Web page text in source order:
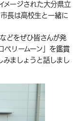
語（한국어）
スポーツ・人権
探す
ント・祭り
メージされた大分県立
長は高校生と一緒に
どをぜひ皆さんが発
ベリームーン」を鑑賞
みましょうと話しまし